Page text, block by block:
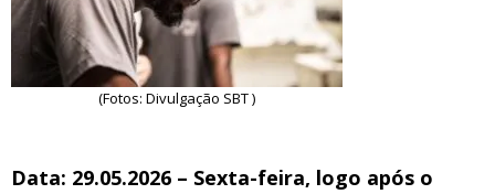
(Fotos: Divulgação SBT )
Data: 29.05.2026 – Sexta-feira, logo após o